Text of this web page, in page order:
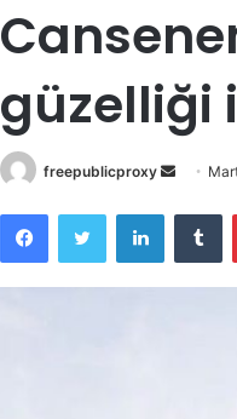
güzelliği
freepublicproxy
Bir
posta
FacebookTwitter LinkedIn